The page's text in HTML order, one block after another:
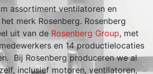
assortiment ventilatoren en
merk Rosenberg. Rosenberg
uit van de Rosenberg Group, met
en 14 productielocaties
Bij Rosenberg produceren we al
inclusief motoren, ventilatoren,